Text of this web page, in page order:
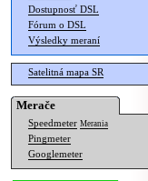
Dostupnosť DSL
Fórum o DSL
Výsledky meraní
Satelitná mapa SR
Merače
Speedmeter Merania
Pingmeter
Googlemeter